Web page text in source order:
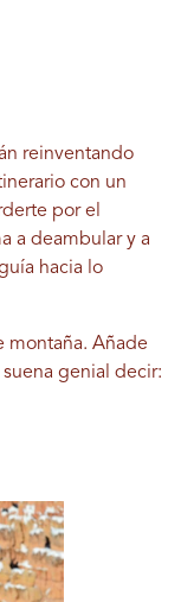
reinventando
con un
por el
a deambular y a
hacia lo
montaña. Añade
genial decir: